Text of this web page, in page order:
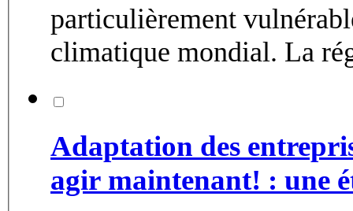
particulièrement
climatique mondial. La
Adaptation des
agir maintenant! : une